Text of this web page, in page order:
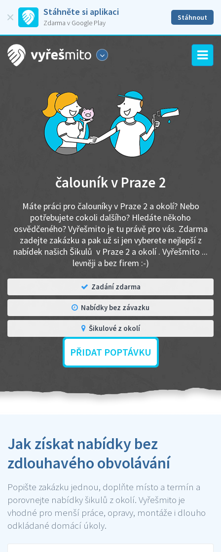
Stáhněte si aplikaci
Zdarma v Google Play
Stáhnout
čalouník v Praze 2
Máte práci pro čalouníky v Praze 2 a okolí? Nebo
potřebujete cokoli dalšího? Hledáte někoho
osvědčeného? Vyřešmito je tu právě pro vás. Zdarma
zadejte zakázku a pak už si jen vyberete nejlepší z
nabídek našich Šikulů v Praze 2 a okolí . Vyřešmito ...
levněji a bez firem :-)
Zadání zdarma
Nabídky bez závazku
Šikulové z okolí
PŘIDAT POPTÁVKU
Jak získat nabídky bez
zdlouhavého obvolávání
Popište zakázku jednou, doplňte místo a termín a
porovnejte nabídky šikulů z okolí. Vyřešmito je
vhodné pro menší práce, opravy, montáže i dlouho
odkládané domácí úkoly.